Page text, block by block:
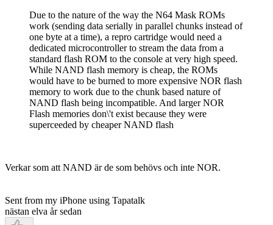
Due to the nature of the way the N64 Mask ROMs
work (sending data serially in parallel chunks instead of
one byte at a time), a repro cartridge would need a
dedicated microcontroller to stream the data from a
standard flash ROM to the console at very high speed.
While NAND flash memory is cheap, the ROMs
would have to be burned to more expensive NOR flash
memory to work due to the chunk based nature of
NAND flash being incompatible. And larger NOR
Flash memories don\'t exist because they were
superceeded by cheaper NAND flash
Verkar som att NAND är de som behövs och inte NOR.
Sent from my iPhone using Tapatalk
nästan elva år sedan